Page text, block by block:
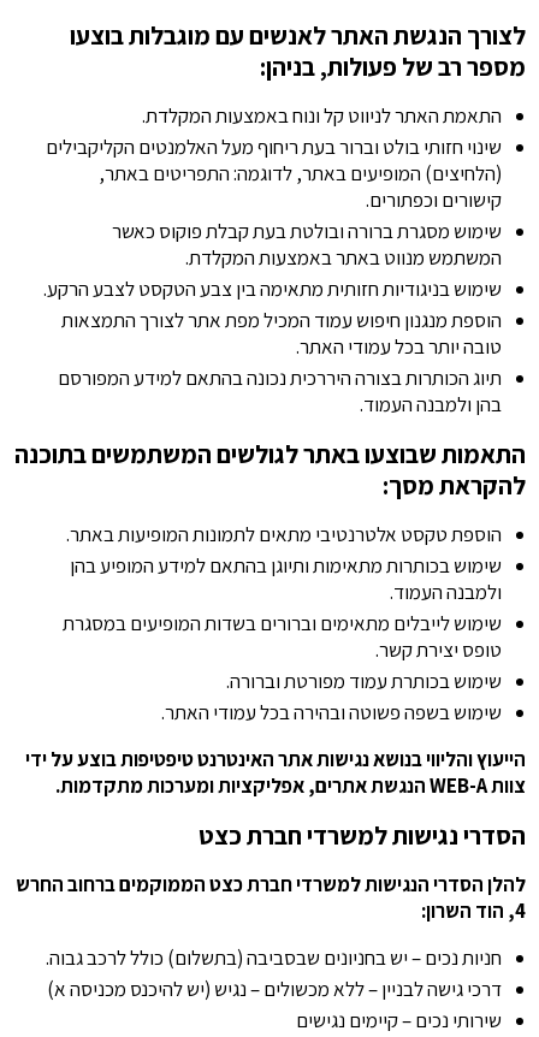
לצורך הנגשת האתר לאנשים עם מוגבלות בוצעו
מספר רב של פעולות, בניהן:
התאמת האתר לניווט קל ונוח באמצעות המקלדת.
שינוי חזותי בולט וברור בעת ריחוף מעל האלמנטים הקליקבילים
(הלחיצים) המופיעים באתר, לדוגמה: התפריטים באתר,
קישורים וכפתורים.
שימוש מסגרת ברורה ובולטת בעת קבלת פוקוס כאשר
המשתמש מנווט באתר באמצעות המקלדת.
שימוש בניגודיות חזותית מתאימה בין צבע הטקסט לצבע הרקע.
הוספת מנגנון חיפוש עמוד המכיל מפת אתר לצורך התמצאות
טובה יותר בכל עמודי האתר.
תיוג הכותרות בצורה היררכית נכונה בהתאם למידע המפורסם
בהן ולמבנה העמוד.
התאמות שבוצעו באתר לגולשים המשתמשים בתוכנה
להקראת מסך:
הוספת טקסט אלטרנטיבי מתאים לתמונות המופיעות באתר.
שימוש בכותרות מתאימות ותיוגן בהתאם למידע המופיע בהן
ולמבנה העמוד.
שימוש לייבלים מתאימים וברורים בשדות המופיעים במסגרת
טופס יצירת קשר.
שימוש בכותרת עמוד מפורטת וברורה.
שימוש בשפה פשוטה ובהירה בכל עמודי האתר.
הייעוץ והליווי בנושא נגישות אתר האינטרנט טיפטיפות בוצע על ידי
צוות WEB-A הנגשת אתרים, אפליקציות ומערכות מתקדמות.
הסדרי נגישות למשרדי חברת כצט
להלן הסדרי הנגישות למשרדי חברת כצט הממוקמים ברחוב החרש
4, הוד השרון:
חניות נכים – יש בחניונים שבסביבה (בתשלום) כולל לרכב גבוה.
דרכי גישה לבניין – ללא מכשולים – נגיש (יש להיכנס מכניסה א)
שירותי נכים – קיימים נגישים